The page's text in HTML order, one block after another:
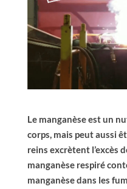
Le manganèse est un
corps, mais peut aussi
reins excrètent l’excès
manganèse respiré
manganèse dans les